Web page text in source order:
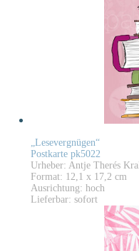
„Lesevergnügen“
Postkarte pk5022
Urheber: Antje Therés Kral
Format: 12,1 x 17,2 cm
Ausrichtung: hoch
Lieferbar: sofort